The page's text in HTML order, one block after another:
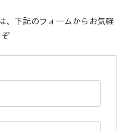
、下記のフォームからお気軽